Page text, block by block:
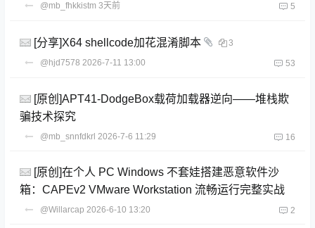
@mb_fhkkistm 3天前 5
[分享]X64 shellcode加花混淆脚本
3
@hjd7578 2026-7-11 13:00 53
[原创]APT41-DodgeBox载荷加载器逆向——堆栈欺
骗技术探究
@mb_snnfdkrl 2026-7-6 11:29 16
[原创]在个人 PC Windows 不套娃搭建恶意软件沙
箱：CAPEv2 VMware Workstation 流畅运行完整实战
@Willarcap 2026-6-10 13:20 2